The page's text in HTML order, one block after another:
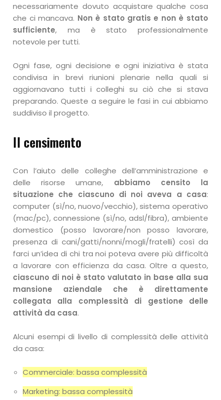
necessariamente dovuto acquistare qualche cosa
che ci mancava. Non è stato gratis e non è stato
sufficiente, ma è stato professionalmente
notevole per tutti.
Ogni fase, ogni decisione e ogni iniziativa è stata
condivisa in brevi riunioni plenarie nella quali si
aggiornavano tutti i colleghi su ciò che si stava
preparando. Queste a seguire le fasi in cui abbiamo
suddiviso il progetto.
Il censimento
Con l’aiuto delle colleghe dell’amministrazione e
delle risorse umane, abbiamo censito la
situazione che ciascuno di noi aveva a casa:
computer (sì/no, nuovo/vecchio), sistema operativo
(mac/pc), connessione (sì/no, adsl/fibra), ambiente
domestico (posso lavorare/non posso lavorare,
presenza di cani/gatti/nonni/mogli/fratelli) così da
farci un’idea di chi tra noi poteva avere più difficoltà
a lavorare con efficienza da casa. Oltre a questo,
ciascuno di noi è stato valutato in base alla sua
mansione aziendale che è direttamente
collegata alla complessità di gestione delle
attività da casa.
Alcuni esempi di livello di complessità delle attività
da casa:
Commerciale: bassa complessità
Marketing: bassa complessità